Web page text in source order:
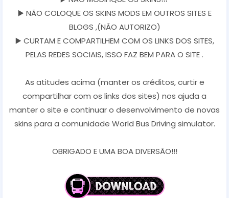
▶️ NÃO COLOQUE OS SKINS MODS EM OUTROS SITES E
BLOGS ,(NÃO AUTORIZO)
▶️ CURTAM E COMPARTILHEM COM OS LINKS DOS SITES,
PELAS REDES SOCIAIS, ISSO FAZ BEM PARA O SITE .
As atitudes acima (manter os créditos, curtir e
compartilhar com os links dos sites) nos ajuda a
manter o site e continuar o desenvolvimento de novas
skins para a comunidade World Bus Driving simulator.
OBRIGADO E UMA BOA DIVERSÃO!!!